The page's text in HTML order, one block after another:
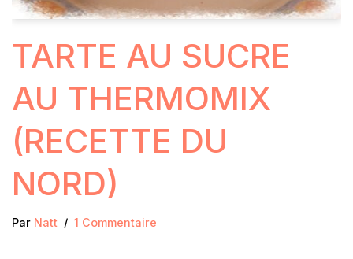
TARTE AU SUCRE
AU THERMOMIX
(RECETTE DU
NORD)
Par Natt 1 Commentaire